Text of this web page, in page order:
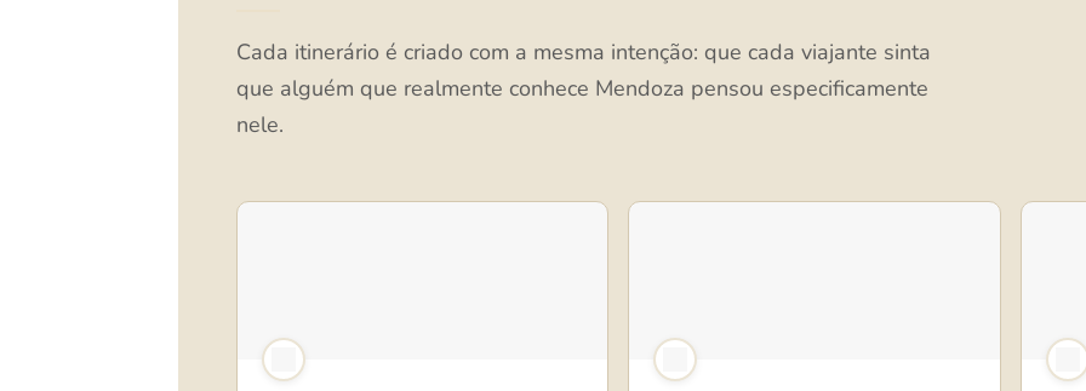
Cada itinerário é criado com a mesma intenção: que cada viajante sinta
que alguém que realmente conhece Mendoza pensou especificamente
nele.